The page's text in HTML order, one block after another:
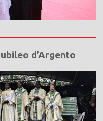
d’Argento